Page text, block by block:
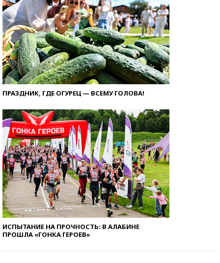
ПРАЗДНИК, ГДЕ ОГУРЕЦ — ВСЕМУ ГОЛОВА!
ИСПЫТАНИЕ НА ПРОЧНОСТЬ: В АЛАБИНЕ
ПРОШЛА «ГОНКА ГЕРОЕВ»